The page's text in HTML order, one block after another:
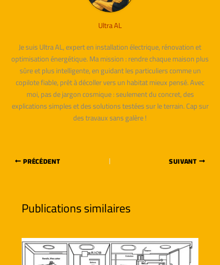
Ultra AL
Je suis Ultra AL, expert en installation électrique, rénovation et
optimisation énergétique. Ma mission : rendre chaque maison plus
sûre et plus intelligente, en guidant les particuliers comme un
copilote fiable, prêt à décoller vers un habitat mieux pensé. Avec
moi, pas de jargon cosmique : seulement du concret, des
explications simples et des solutions testées sur le terrain. Cap sur
des travaux sans galère !
PRÉCÉDENT SUIVANT
Publications similaires